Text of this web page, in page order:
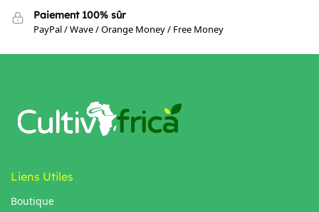
Paiement 100% sûr
PayPal / Wave / Orange Money / Free Money
Liens Utiles
Boutique